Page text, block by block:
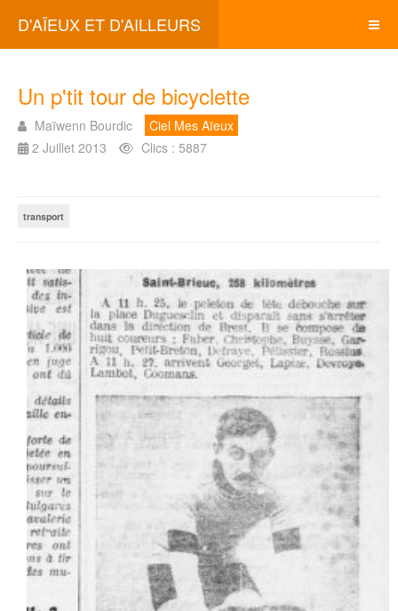
D'AÏEUX ET D'AILLEURS
Un p'tit tour de bicyclette
Maïwenn Bourdic
Ciel Mes Aïeux
2 Juillet 2013
Clics : 5887
transport